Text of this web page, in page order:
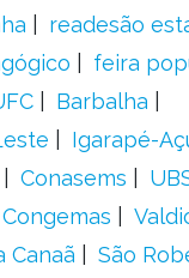
readesão
feira
Barbalha
Igarapé-
Conasems
Congemas
Canaã
São